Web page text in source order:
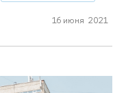
16 июня 2021